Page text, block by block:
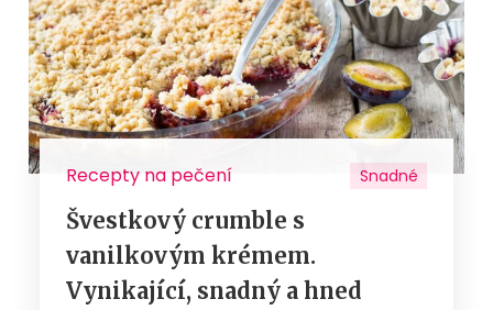
Recepty na pečení Snadné
Švestkový crumble s
vanilkovým krémem.
Vynikající, snadný a hned